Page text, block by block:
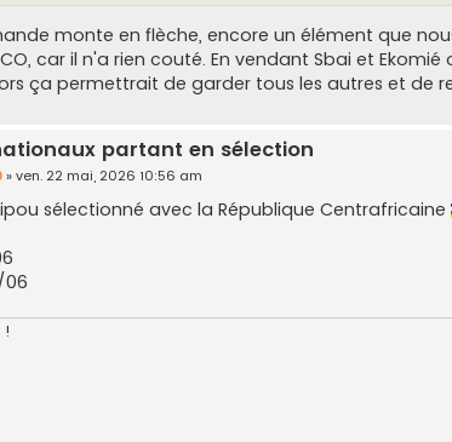
monte en flèche, encore un élément que
car il n'a rien couté. En vendant Sbai et
ça permettrait de garder tous les autres et de
partant en sélection
»ven. 22 mai, 2026 10:56 am
sélectionné avec la République Centrafricaine
06
!